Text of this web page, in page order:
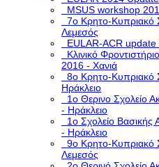
MSUS workshop
7ο Κρητο-Κυπριακό
Λεμεσός
EULAR-ACR update
Κλινικό
2016 - Χανιά
8ο Κρητο-Κυπριακό
Ηράκλειο
1ο Θερινο Σχολείο
- Ηράκλειο
1o Σχολείο Βασικής
- Ηράκλειο
9ο Κρητο-Κυπριακό
Λεμεσός